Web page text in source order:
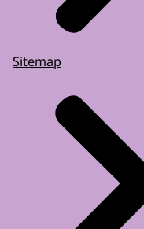
Sitemap